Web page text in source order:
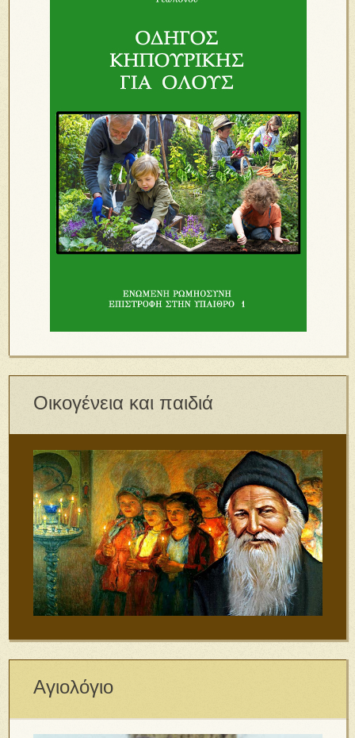
Οικογένεια και παιδιά
Αγιολόγιο